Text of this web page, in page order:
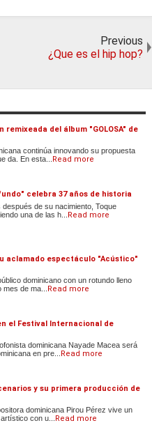
Previous
¿Que es el hip hop?
remixeada del álbum "GOLOSA" de
continúa innovando su propuesta
da. En esta...
Read more
celebra 37 años de historia
de su nacimiento, Toque
una de las h...
Read more
aclamado espectáculo "Acústico"
dominicano con un rotundo lleno
de ma...
Read more
el Festival Internacional de
dominicana Nayade Macea será
en pre...
Read more
y su primera producción de
dominicana Pirou Pérez vive un
con u...
Read more